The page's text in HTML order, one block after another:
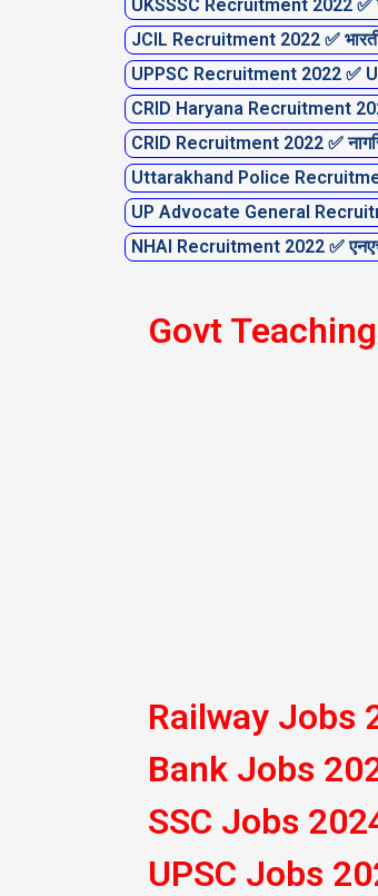
UKSSSC Recruitment 2022 ✅
JCIL Recruitment 2022 ✅
UPPSC Recruitment 2022 ✅
CRID Haryana Recruitment
CRID Recruitment 2022 ✅
Uttarakhand Police
UP Advocate General
NHAI Recruitment 2022 ✅
Govt
Railway Jobs
Bank Jobs
SSC Jobs
UPSC Jobs